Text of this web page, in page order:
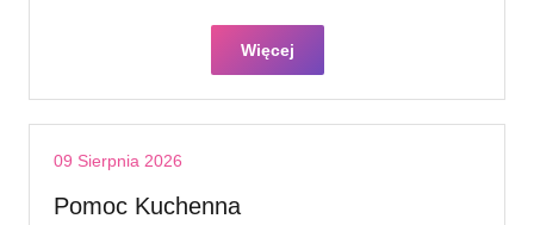
Więcej
09 Sierpnia 2026
Pomoc Kuchenna